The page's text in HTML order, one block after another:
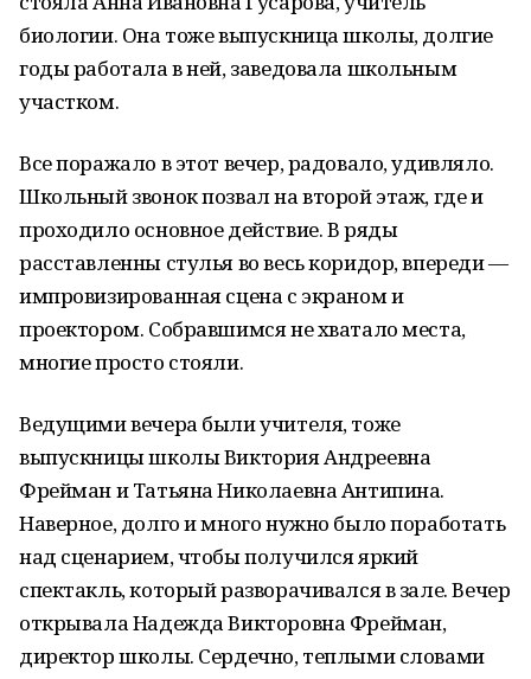
биологии. Она тоже выпускница школы, долгие
годы работала в ней, заведовала школьным
участком.
Все поражало в этот вечер, радовало, удивляло.
Школьный звонок позвал на второй этаж, где и
проходило основное действие. В ряды
расставленны стулья во весь коридор, впереди —
импровизированная сцена с экраном и
проектором. Собравшимся не хватало места,
многие просто стояли.
Ведущими вечера были учителя, тоже
выпускницы школы Виктория Андреевна
Фрейман и Татьяна Николаевна Антипина.
Наверное, долго и много нужно было поработать
над сценарием, чтобы получился яркий
спектакль, который разворачивался в зале. Вечер
открывала Надежда Викторовна Фрейман,
директор школы. Сердечно, теплыми словами